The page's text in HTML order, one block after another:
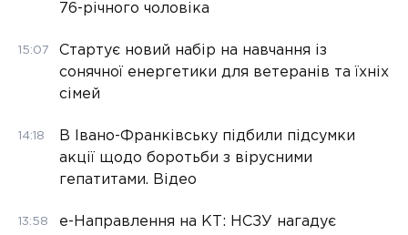
76-річного чоловіка
15:07
Стартує новий набір на навчання із
сонячної енергетики для ветеранів та їхніх
сімей
14:18
В Івано-Франківську підбили підсумки
акції щодо боротьби з вірусними
гепатитами. Відео
13:58
е-Направлення на КТ: НСЗУ нагадує